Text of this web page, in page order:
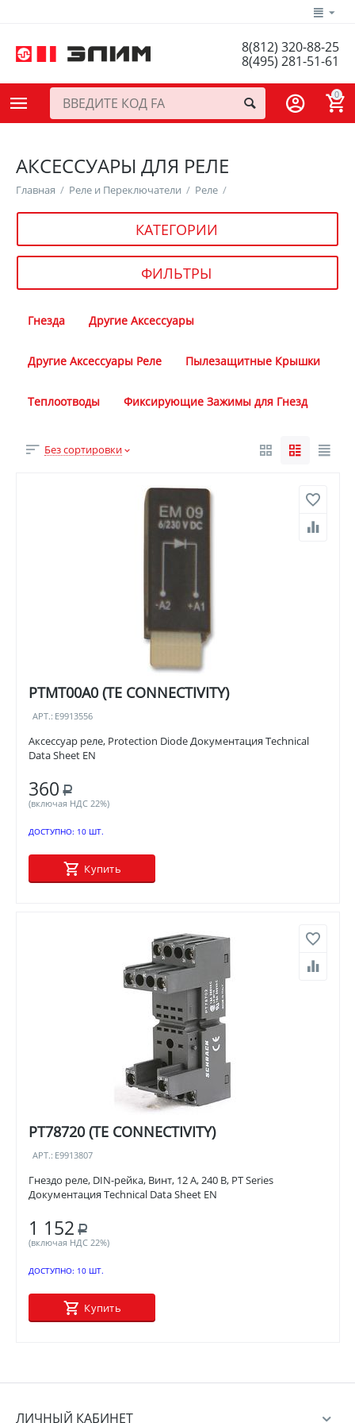
8(812) 320-88-25
8(495) 281-51-61
0
АКСЕССУАРЫ ДЛЯ РЕЛЕ
Главная / Реле и Переключатели / Реле /
КАТЕГОРИИ
ФИЛЬТРЫ
Гнезда Другие Аксессуары
Другие Аксессуары Реле Пылезащитные Крышки
Теплоотводы Фиксирующие Зажимы для Гнезд
Без сортировки
PTMT00A0 (TE CONNECTIVITY)
АРТ.: E9913556
Аксессуар реле, Protection Diode Документация Technical
Data Sheet EN
360 Р
(включая НДС 22%)
ДОСТУПНО: 10 ШТ.
Купить
PT78720 (TE CONNECTIVITY)
АРТ.: E9913807
Гнездо реле, DIN-рейка, Винт, 12 А, 240 В, PT Series
Документация Technical Data Sheet EN
1 152 Р
(включая НДС 22%)
ДОСТУПНО: 10 ШТ.
Купить
ЛИЧНЫЙ КАБИНЕТ